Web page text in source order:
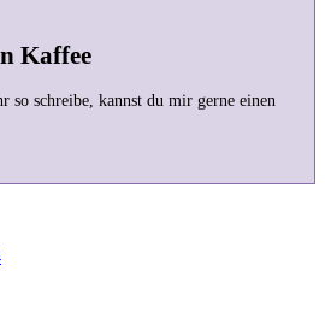
Kaffee
so schreibe, kannst du mir gerne einen